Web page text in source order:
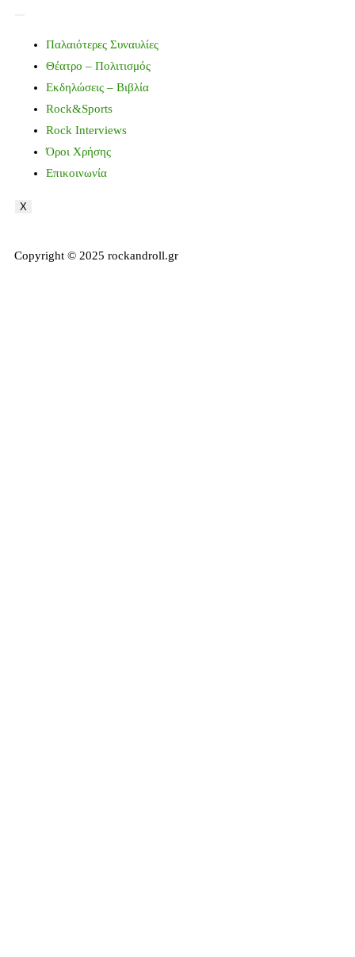
Παλαιότερες Συναυλίες
Θέατρο – Πολιτισμός
Εκδηλώσεις – Βιβλία
Rock&Sports
Rock Interviews
Όροι Χρήσης
Επικοινωνία
X
Copyright © 2025 rockandroll.gr